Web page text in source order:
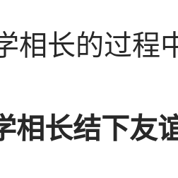
相长的过程
相长结下友